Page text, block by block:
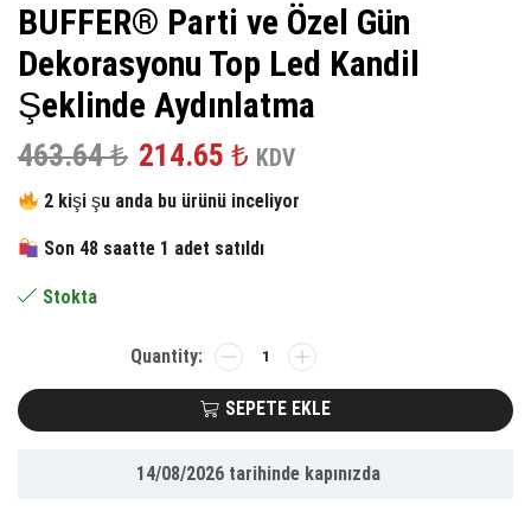
BUFFER® Parti ve Özel Gün
Dekorasyonu Top Led Kandil
Şeklinde Aydınlatma
463.64₺ Orijinal
fiyat:
463.64 ₺.
214.65 ₺ Şu
andaki
fiyat:
KDV
2 kişi şu anda bu ürünü inceliyor
Son 48 saatte 1 adet satıldı
Stokta
BUFFER®
Parti
ve
Özel
Dekorasyonu
SEPETE EKLE
14/08/2026 tarihinde kapınızda